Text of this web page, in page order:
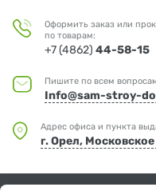
Оформить заказ или
по товарам:
+7 (4862) 44-58-15
Пишите по всем
Info@sam-stroy-
Адрес офиса и пункта
г. Орел,